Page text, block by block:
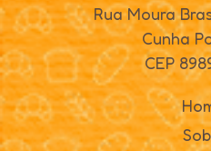
Rua Moura
Cunha
CEP